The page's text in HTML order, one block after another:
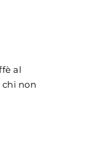
al
chi non